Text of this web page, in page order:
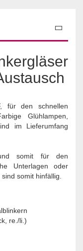
für den schnellen
Glühlampen,
im Lieferumfang
somit für den
Unterlagen oder
somit hinfällig.
re./li.)